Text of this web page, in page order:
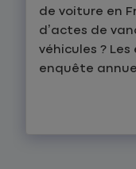
de voiture en
d’actes de
véhicules ?
enquête